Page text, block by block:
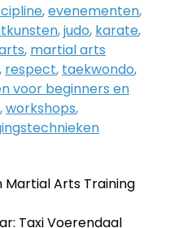
,evenementen,
,judo, karate,
, martial arts
, respect, taekwondo,
voor beginners en
,workshops,
Arts Training
Taxi Voerendaal